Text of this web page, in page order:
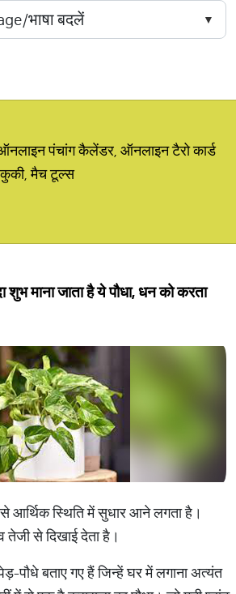
पंचांग कैलेंडर, ऑनलाइन टैरो कार्ड
कुकी, मैच टूल्स
शुभ माना जाता है ये पौधा, धन को करता
आर्थिक स्थिति में सुधार आने लगता है।
तेजी से दिखाई देता है।
पौधे बताए गए हैं जिन्हें घर में लगाना अत्यंत